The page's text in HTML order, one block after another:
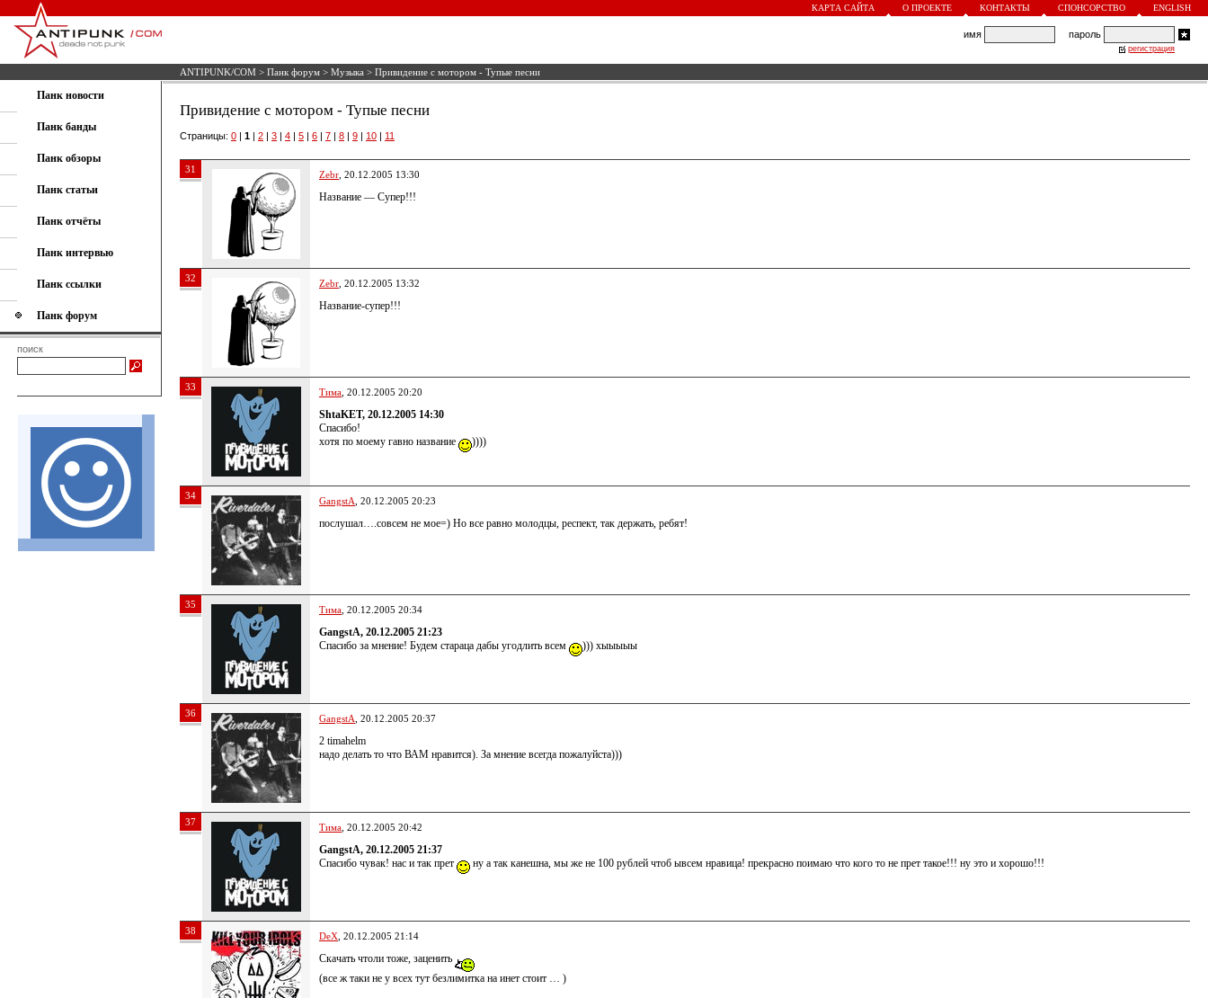
КАРТА САЙТА О ПРОЕКТЕ КОНТАКТЫ СПОНСОРСТВО ENGLISH
имя пароль
регистрация
ANTIPUNK/COM > Панк форум > Музыка > Привидение с мотором - Тупые песни
Панк новости
Панк банды
Панк обзоры
Панк статьи
Панк отчёты
Панк интервью
Панк ссылки
Панк форум
поиск
Привидение с мотором - Тупые песни
Страницы: 0 | 1 | 2 | 3 | 4 | 5 | 6 | 7 | 8 | 9 | 10 | 11
31 Zebr , 20.12.2005 13:30
Название — Супер!!!
32 Zebr , 20.12.2005 13:32
Название-супер!!!
33 Тима , 20.12.2005 20:20
ShtaKET, 20.12.2005 14:30
Спасибо!
хотя по моему гавно название
))))
34 GangstA , 20.12.2005 20:23
послушал….совсем не мое=) Но все равно молодцы, респект, так держать, ребят!
35 Тима , 20.12.2005 20:34
GangstA, 20.12.2005 21:23
Спасибо за мнение! Будем стараца дабы угодлить всем
))) хыыыыы
36 GangstA , 20.12.2005 20:37
2 timahelm
надо делать то что ВАМ нравится). За мнение всегда пожалуйста)))
37 Тима , 20.12.2005 20:42
GangstA, 20.12.2005 21:37
Спасибо чувак! нас и так прет
ну а так канешна, мы же не 100 рублей чтоб ывсем нравица! прекрасно поимаю что кого то не прет такое!!! ну это и хорошо!!!
38 DeX , 20.12.2005 21:14
Скачать чтоли тоже, заценить
(все ж таки не у всех тут безлимитка на инет стоит … )